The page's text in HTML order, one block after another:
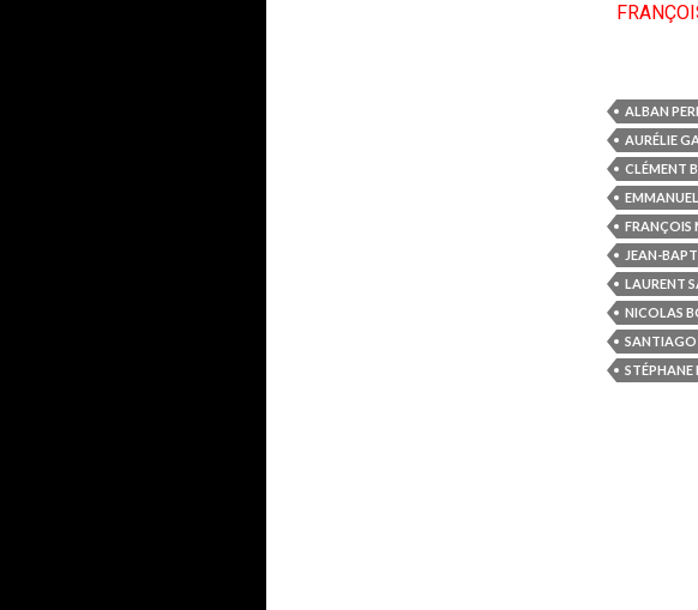
ALBAN
AURÉLIE
CLÉMENT
FRANÇOIS
JEAN-
LAURENT
NICOLAS
SANTIAGO
STÉPHANE